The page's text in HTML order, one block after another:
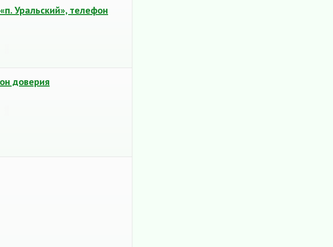
Уральский», телефон
доверия